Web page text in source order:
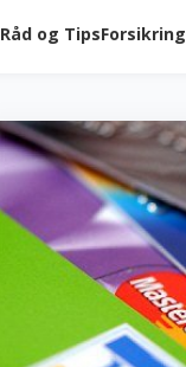
Råd og TipsForsikring